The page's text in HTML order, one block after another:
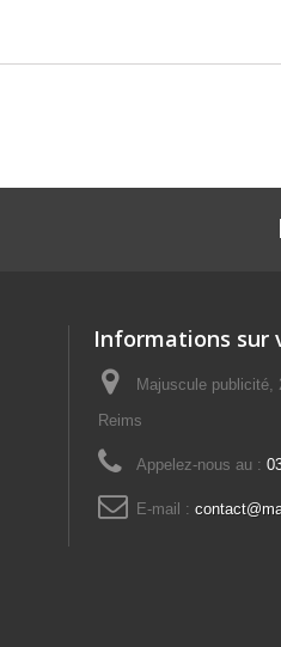
Informations sur
Majuscule publicité,
Reims
Appelez-nous au :
E-mail :